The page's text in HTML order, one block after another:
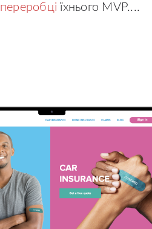
переробціїхнього MVP....